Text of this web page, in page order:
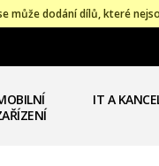
může dodání dílů, které
IT A